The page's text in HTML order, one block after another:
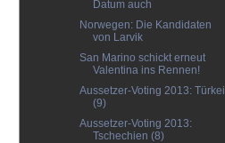
Datum auch
Norwegen: Die Kandidaten
von Larvik
San Marino schickt erneut
Valentina ins Rennen!
Aussetzer-Voting 2013: Türkei
(9)
Aussetzer-Voting 2013:
Tschechien (8)